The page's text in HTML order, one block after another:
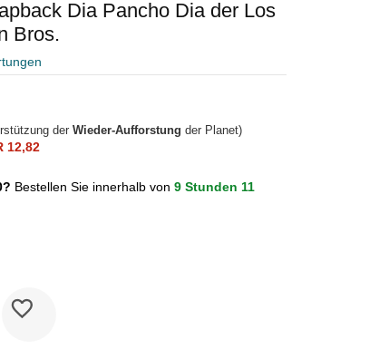
Dia Pancho Dia der Los
Bros.
der Wieder-Aufforstung der Planet)
12,82
Bestellen Sie innerhalb von 9 Stunden 11